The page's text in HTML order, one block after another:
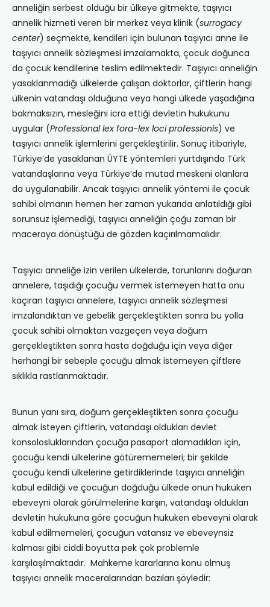
anneliğin serbest olduğu bir ülkeye gitmekte, taşıyıcı
annelik hizmeti veren bir merkez veya klinik (surrogacy
center) seçmekte, kendileri için bulunan taşıyıcı anne ile
taşıyıcı annelik sözleşmesi imzalamakta, çocuk doğunca
da çocuk kendilerine teslim edilmektedir. Taşıyıcı anneliğin
yasaklanmadığı ülkelerde çalışan doktorlar, çiftlerin hangi
ülkenin vatandaşı olduğuna veya hangi ülkede yaşadığına
bakmaksızın, mesleğini icra ettiği devletin hukukunu
uygular (Professional lex fora-lex loci professionis) ve
taşıyıcı annelik işlemlerini gerçekleştirilir. Sonuç itibariyle,
Türkiye’de yasaklanan ÜYTE yöntemleri yurtdışında Türk
vatandaşlarına veya Türkiye’de mutad meskeni olanlara
da uygulanabilir. Ancak taşıyıcı annelik yöntemi ile çocuk
sahibi olmanın hemen her zaman yukarıda anlatıldığı gibi
sorunsuz işlemediği, taşıyıcı anneliğin çoğu zaman bir
maceraya dönüştüğü de gözden kaçırılmamalıdır.
Taşıyıcı anneliğe izin verilen ülkelerde, torunlarını doğuran
annelere, taşıdığı çocuğu vermek istemeyen hatta onu
kaçıran taşıyıcı annelere, taşıyıcı annelik sözleşmesi
imzalandıktan ve gebelik gerçekleştikten sonra bu yolla
çocuk sahibi olmaktan vazgeçen veya doğum
gerçekleştikten sonra hasta doğduğu için veya diğer
herhangi bir sebeple çocuğu almak istemeyen çiftlere
sıklıkla rastlanmaktadır.
Bunun yanı sıra, doğum gerçekleştikten sonra çocuğu
almak isteyen çiftlerin, vatandaşı oldukları devlet
konsolosluklarından çocuğa pasaport alamadıkları için,
çocuğu kendi ülkelerine götürememeleri; bir şekilde
çocuğu kendi ülkelerine getirdiklerinde taşıyıcı anneliğin
kabul edildiği ve çocuğun doğduğu ülkede onun hukuken
ebeveyni olarak görülmelerine karşın, vatandaşı oldukları
devletin hukukuna göre çocuğun hukuken ebeveyni olarak
kabul edilmemeleri, çocuğun vatansız ve ebeveynsiz
kalması gibi ciddi boyutta pek çok problemle
karşılaşılmaktadır. Mahkeme kararlarına konu olmuş
taşıyıcı annelik maceralarından bazıları şöyledir: